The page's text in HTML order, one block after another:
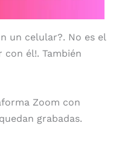
un celular?. No es el
con él!. También
Zoom con
grabadas.